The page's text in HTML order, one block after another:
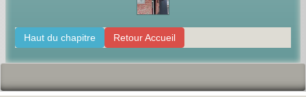
Haut du chapitre Retour Accueil